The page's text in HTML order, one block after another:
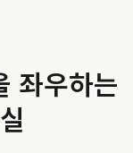
좌우하는